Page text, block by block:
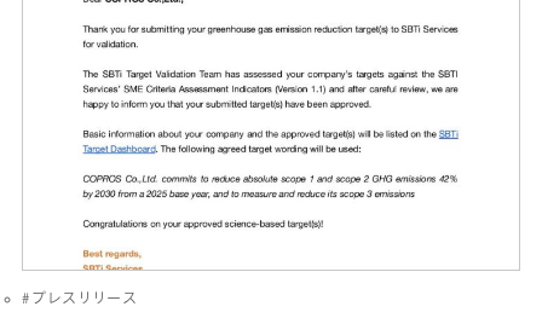
プレスリリース